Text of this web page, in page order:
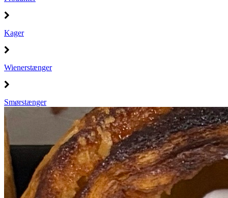
Kager
Wienerstænger
Smørstænger